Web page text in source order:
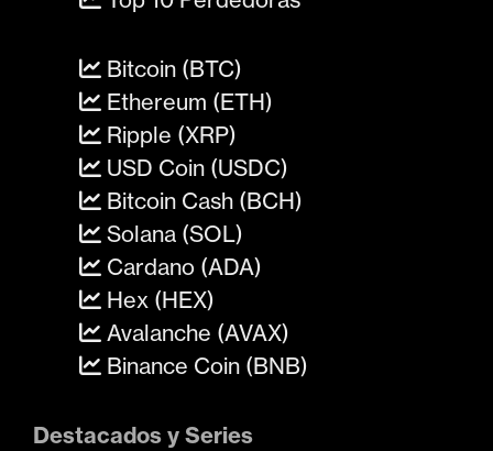
Bitcoin (BTC)
Ethereum (ETH)
Ripple (XRP)
USD Coin (USDC)
Bitcoin Cash (BCH)
Solana (SOL)
Cardano (ADA)
Hex (HEX)
Avalanche (AVAX)
Binance Coin (BNB)
Destacados y Series